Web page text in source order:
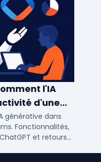
l'IA
d'une
générative dans
Fonctionnalités,
et retours